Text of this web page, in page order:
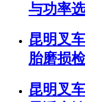
与功率
昆明叉
胎磨损
昆明叉